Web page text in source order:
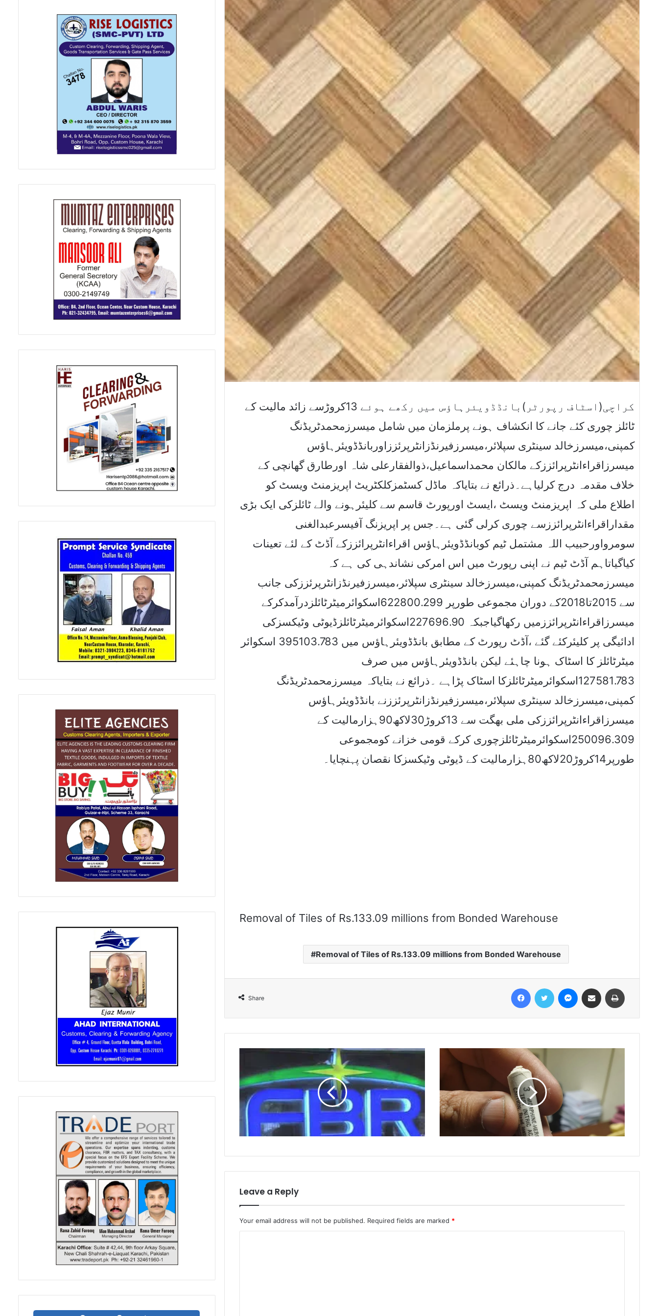
کراچی(اسٹاف رپورٹر)بانڈڈویئرہاﺅس میں رکھے ہوئے 13کروڑسے زائد مالیت کے
ٹائلز چوری کئے جانے کا انکشاف ہونے پرملزمان میں شامل میسرزمحمدٹریڈنگ
کمپنی،میسرزخالد سینٹری سپلائر،میسرزفیرنڈزانٹرپرئززاوربانڈڈویئرہاﺅس
میسرزاقراءانٹرپرائززکے مالکان محمداسماعیل،ذوالفقارعلی شاہ اورطارق گھانچی کے
خلاف مقدمہ درج کرلیاہے۔ذرائع نے بتایاکہ ماڈل کسٹمزکلکٹریٹ اپریزمنٹ ویسٹ کو
اطلاع ملی کہ اپریزمنٹ ویسٹ ،ایسٹ اورپورٹ قاسم سے کلیئرہونے والے ٹائلزکی ایک بڑی
مقداراقراءانٹرپرائززسے چوری کرلی گئی ہے۔جس پر اپریزنگ آفیسرعبدالغنی
سومرواورحبیب اللہ مشتمل ٹیم کوبانڈڈویئرہاﺅس اقراءانٹرپرائززکے آڈٹ کے لئے تعینات
کیاگیاتاہم آڈٹ ٹیم نے اپنی رپورٹ میں اس امرکی نشاندہی کی ہے کہ
میسرزمحمدٹریڈنگ کمپنی،میسرزخالد سینٹری سپلائر،میسرزفیرنڈزانٹرپرئززکی جانب
سے 2015تا2018کے دوران مجموعی طورپر 622800.299اسکوائرمیٹرٹائلزدرآمدکرکے
میسرزاقراءانٹرپرائززمیں رکھاگیاجبکہ 227696.90اسکوائرمیٹرٹائلزڈیوٹی وٹیکسزکی
ادائیگی پر کلیئرکئے گئے ،آڈٹ رپورٹ کے مطابق بانڈڈویئرہاﺅس میں 395103.783 اسکوائر
میٹرٹائلز کا اسٹاک ہونا چاہئے لیکن بانڈڈویئرہاﺅس میں صرف
127581.783اسکوائرمیٹرٹائلزکا اسٹاک پڑاہے ۔ذرائع نے بتایاکہ میسرزمحمدٹریڈنگ
کمپنی،میسرزخالد سینٹری سپلائر،میسرزفیرنڈزانٹرپرئززنے بانڈڈویئرہاﺅس
میسرزاقراءانٹرپرائززکی ملی بھگت سے 13کروڑ30لاکھ90ہزارمالیت کے
250096.309اسکوائرمیٹرٹائلزچوری کرکے قومی خزانے کومجموعی
طورپر14کروڑ20لاکھ80ہزارمالیت کے ڈیوٹی وٹیکسزکا نقصان پہنچایا۔
Removal of Tiles of Rs.133.09 millions from Bonded Warehouse
Removal of Tiles of Rs.133.09 millions from Bonded Warehouse
Share
Leave a Reply
Your email address will not be published. Required fields are marked *